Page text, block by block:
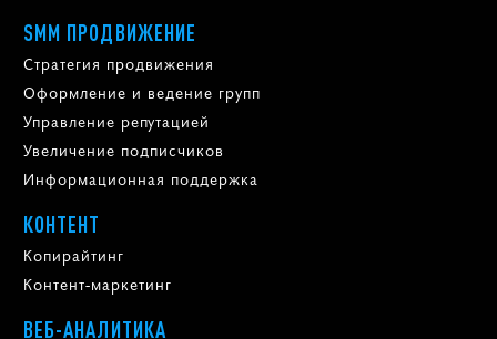
SMM ПРОДВИЖЕНИЕ
Стратегия продвижения
Оформление и ведение групп
Управление репутацией
Увеличение подписчиков
Информационная поддержка
КОНТЕНТ
Копирайтинг
Контент-маркетинг
ВЕБ-АНАЛИТИКА